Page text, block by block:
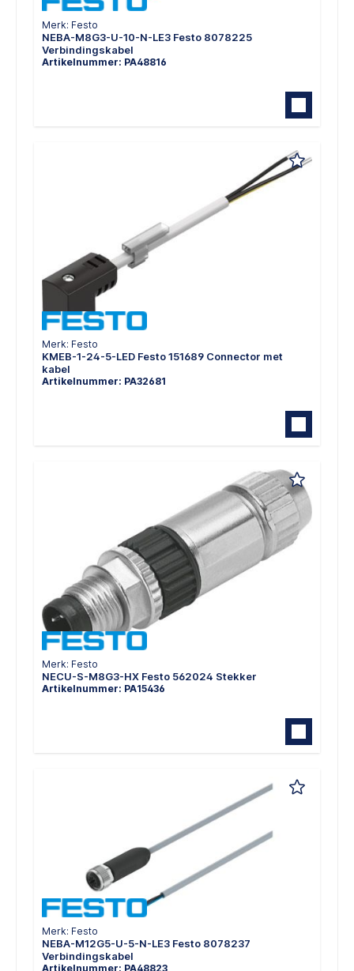
Merk: Festo
NEBA-M8G3-U-10-N-LE3 Festo 8078225
Verbindingskabel
Artikelnummer: PA48816
Merk: Festo
KMEB-1-24-5-LED Festo 151689 Connector met
kabel
Artikelnummer: PA32681
Merk: Festo
NECU-S-M8G3-HX Festo 562024 Stekker
Artikelnummer: PA15436
Merk: Festo
NEBA-M12G5-U-5-N-LE3 Festo 8078237
Verbindingskabel
Artikelnummer: PA48823